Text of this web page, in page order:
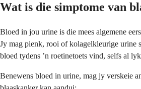
Wat is die simptome van
Bloed in jou urine is die mees algemene
Jy mag pienk, rooi of kolagelkleurige urine
bloed tydens ’n roetinetoets vind, selfs al
Benewens bloed in urine, mag jy verskeie